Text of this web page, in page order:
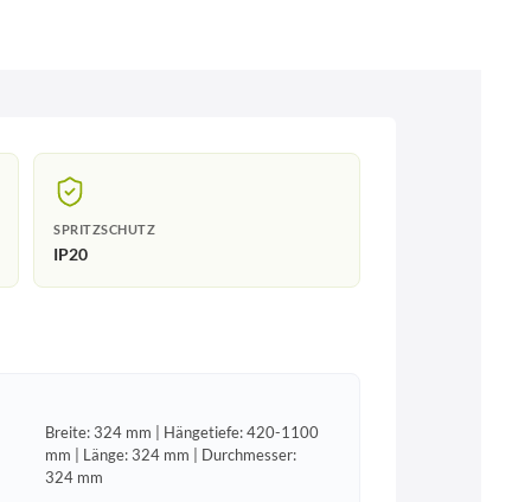
SPRITZSCHUTZ
IP20
Breite: 324 mm | Hängetiefe: 420-1100
mm | Länge: 324 mm | Durchmesser:
324 mm